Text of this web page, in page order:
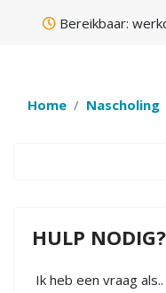
Bereikbaar:
Home Nascholing
HULP NODIG?
Ik heb een vraag als..